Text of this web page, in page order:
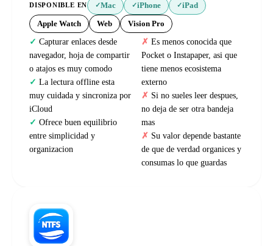
DISPONIBLE EN ✓Mac ✓iPhone ✓iPad
Apple Watch Web Vision Pro
Capturar enlaces desde
navegador, hoja de compartir
o atajos es muy comodo
La lectura offline esta
muy cuidada y sincroniza por
iCloud
Ofrece buen equilibrio
entre simplicidad y
organizacion
Es menos conocida que
Pocket o Instapaper, asi que
tiene menos ecosistema
externo
Si no sueles leer despues,
no deja de ser otra bandeja
mas
Su valor depende bastante
de que de verdad organices y
consumas lo que guardas